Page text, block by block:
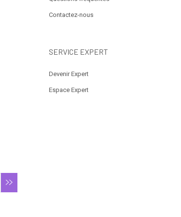
Contactez-nous
SERVICE EXPERT
Devenir Expert
Espace Expert